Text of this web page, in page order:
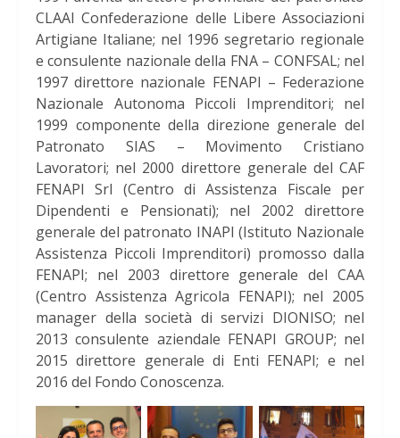
CLAAI Confederazione delle Libere Associazioni
Artigiane Italiane; nel 1996 segretario regionale
e consulente nazionale della FNA – CONFSAL; nel
1997 direttore nazionale FENAPI – Federazione
Nazionale Autonoma Piccoli Imprenditori; nel
1999 componente della direzione generale del
Patronato SIAS – Movimento Cristiano
Lavoratori; nel 2000 direttore generale del CAF
FENAPI Srl (Centro di Assistenza Fiscale per
Dipendenti e Pensionati); nel 2002 direttore
generale del patronato INAPI (Istituto Nazionale
Assistenza Piccoli Imprenditori) promosso dalla
FENAPI; nel 2003 direttore generale del CAA
(Centro Assistenza Agricola FENAPI); nel 2005
manager della società di servizi DIONISO; nel
2013 consulente aziendale FENAPI GROUP; nel
2015 direttore generale di Enti FENAPI; e nel
2016 del Fondo Conoscenza.